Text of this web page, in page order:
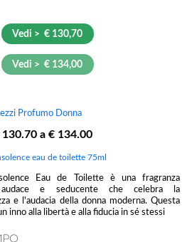
Vedi > € 130,70
Vedi > € 134,00
Profumo Donna
130.70 a € 134.00
eau de toilette 75ml
Eau de Toilette è una fragranza
e seducente che celebra la
e l'audacia della donna moderna. Questa
inno alla libertà e alla fiducia in sé stessi